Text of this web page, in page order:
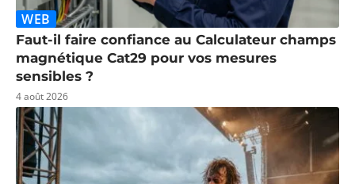
WEB
Faut-il faire confiance au Calculateur champs
magnétique Cat29 pour vos mesures
sensibles ?
4 août 2026